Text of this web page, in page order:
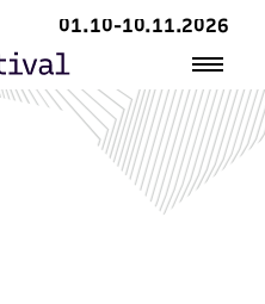
01.10-10.11.2026